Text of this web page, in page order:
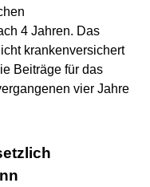
4 Jahren. Das
krankenversichert
Beiträge für das
vier Jahre